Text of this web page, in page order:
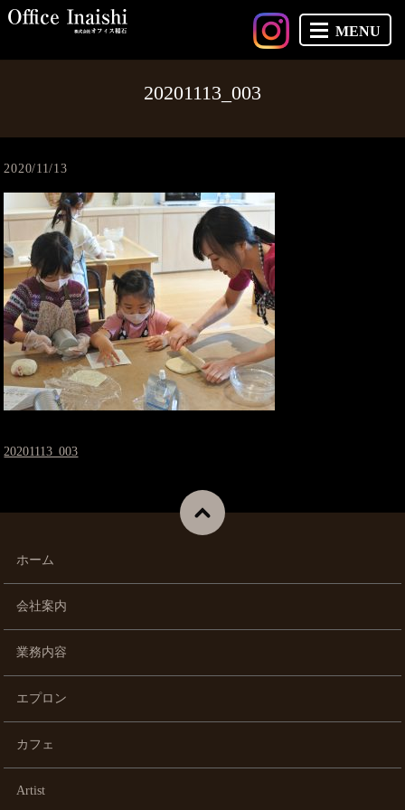
MENU
20201113_003
2020/11/13
20201113_003
ホーム
会社案内
業務内容
エプロン
カフェ
Artist